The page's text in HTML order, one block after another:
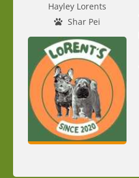
Hayley Lorents
Shar Pei